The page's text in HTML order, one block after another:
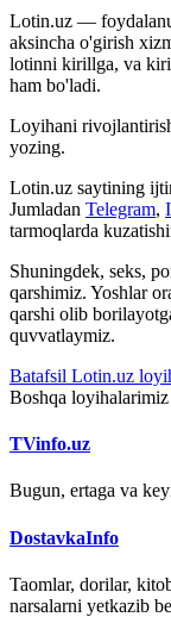
Lotin.uz —
aksincha o'girish
lotinni kirillga, va
ham bo'ladi.
Loyihani
yozing.
Lotin.uz saytining
Jumladan Telegram,
tarmoqlarda
Shuningdek, seks,
qarshimiz. Yoshlar
qarshi olib
quvvatlaymiz.
Batafsil Lotin.uz
Boshqa loyihalarimiz
TVinfo.uz
Bugun, ertaga va
DostavkaInfo
Taomlar, dorilar,
narsalarni yetkazib